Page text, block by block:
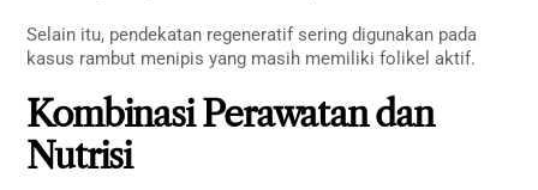
Selain itu, pendekatan regeneratif sering digunakan pada
kasus rambut menipis yang masih memiliki folikel aktif.
Kombinasi Perawatan dan
Nutrisi